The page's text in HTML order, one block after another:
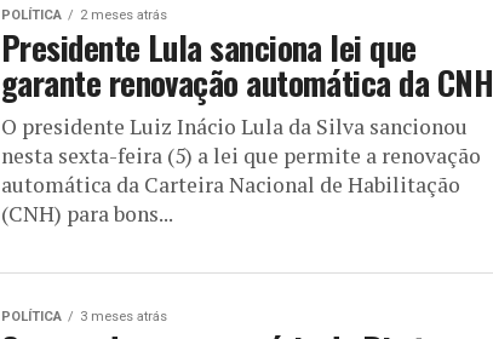
POLÍTICA 2 meses atrás
Presidente Lula sanciona lei que
garante renovação automática da CNH
O presidente Luiz Inácio Lula da Silva sancionou
nesta sexta-feira (5) a lei que permite a renovação
automática da Carteira Nacional de Habilitação
(CNH) para bons...
POLÍTICA 3 meses atrás